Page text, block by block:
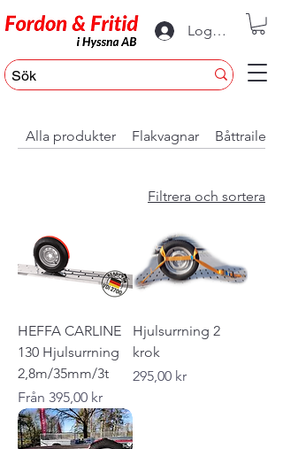
Logga in
Alla produkter Flakvagnar Båttrailer
Filtrera och sortera
HEFFA CARLINE
130 Hjulsurrning
2,8m/35mm/3t
Från 395,00 kr
Reapris
Hjulsurrning 2
krok
Pris
295,00 kr